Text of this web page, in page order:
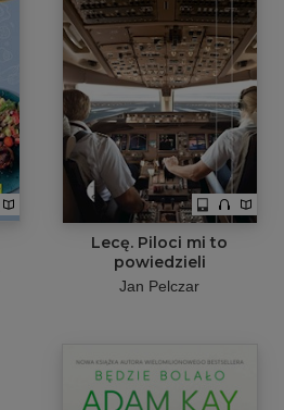
Lecę. Piloci mi to
powiedzieli
Jan Pelczar